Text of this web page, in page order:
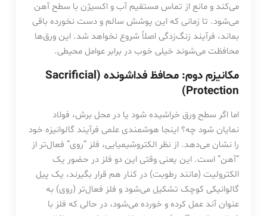
می‌کند و مانع از تماس مستقیم آب و اکسیژن با سطح آهن
می‌شود. تا زمانی که این پوشش سالم و دست نخورده باقی
بماند، فرآیند زنگ‌زدگی اصلاً شروع نخواهد شد. این ورق‌ها
محافظت می‌شوند خیلی خوب در برابر عوامل محیطی.
مکانیزم دوم: محافظ فداشونده (Sacrificial
Protection)
اما اگر سطح ورق خراشیده شود یا در محل برش، فولاد
نمایان شود چه؟ اینجا هوشمندی علمی فرآیند گالوانیزه خود
را نشان می‌دهد. از نظر الکتروشیمیایی، فلز “روی” فعال‌تر از
“آهن” است. این یعنی وقتی این دو فلز در حضور یک
الکترولیت (مانند رطوبت) در کنار هم قرار بگیرند، یک پیل
گالوانیکی کوچک تشکیل می‌شود و فلز فعال‌تر (روی) به
عنوان آند عمل کرده و خورده می‌شود، در حالی که فلز با